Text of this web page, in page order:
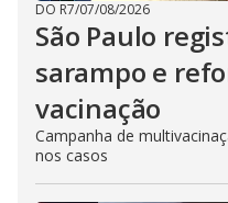
DO R7/07/08/2026
São Paulo
sarampo e
vacinação
Campanha de
nos casos